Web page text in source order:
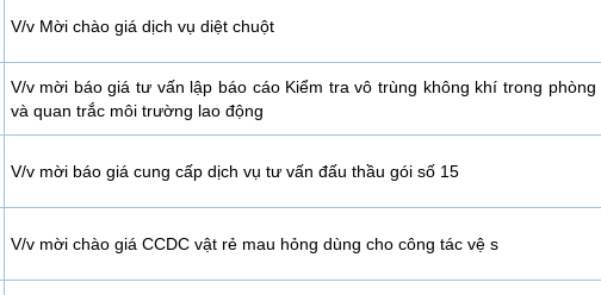
V/v Mời chào giá dịch vụ diệt chuột
V/v mời báo giá tư vấn lập báo cáo Kiểm tra vô trùng không khí trong phòng
và quan trắc môi trường lao động
V/v mời báo giá cung cấp dịch vụ tư vấn đấu thầu gói số 15
V/v mời chào giá CCDC vật rẻ mau hỏng dùng cho công tác vệ s